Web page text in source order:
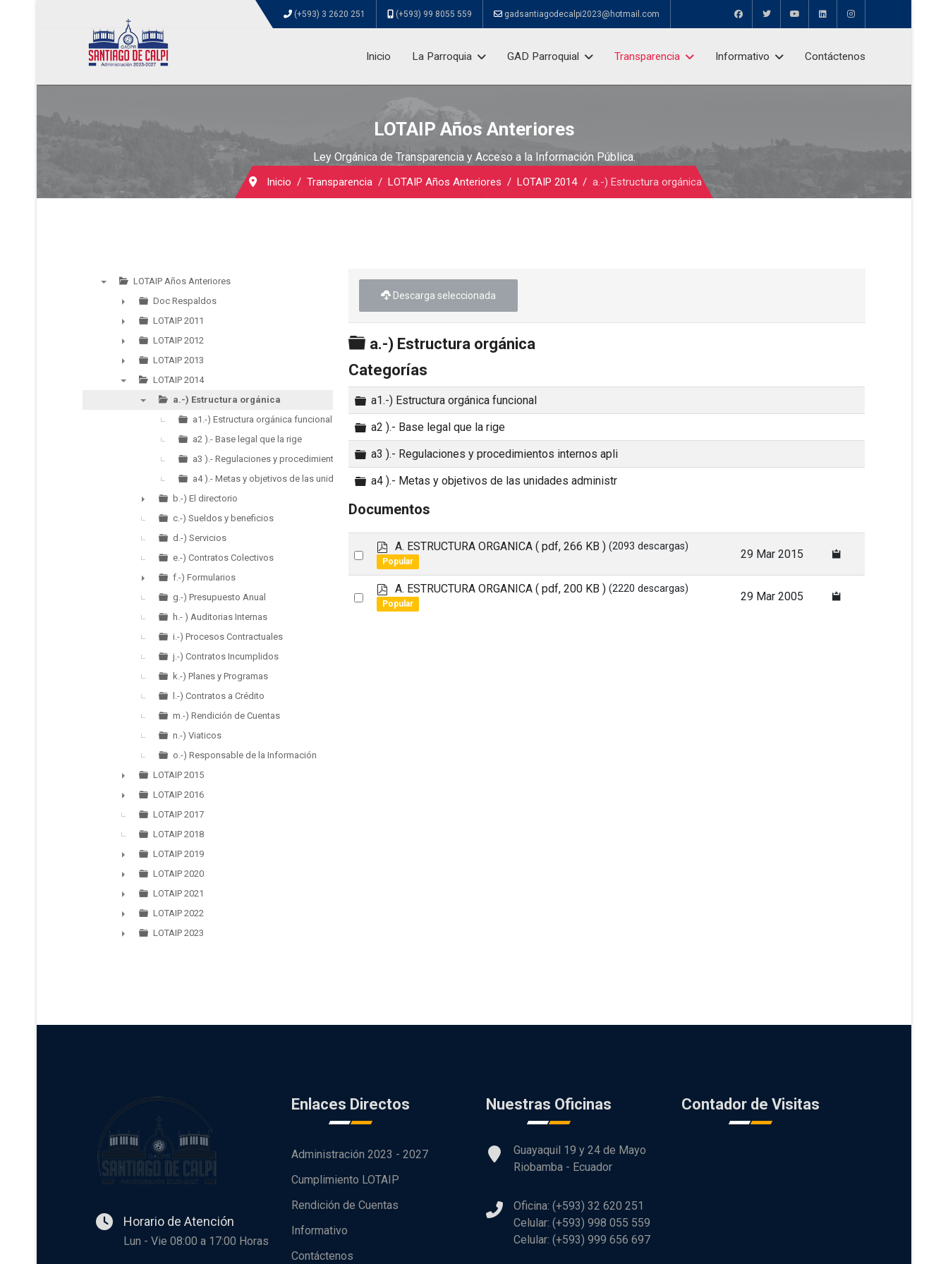
(+593) 3 2620 251 (+593) 99 8055 559 gadsantiagodecalpi2023@hotmail.com
Inicio La Parroquia GAD Parroquial Transparencia Informativo Contáctenos
LOTAIP Años Anteriores
Ley Orgánica de Transparencia y Acceso a la Información Pública.
Inicio Transparencia LOTAIP Años Anteriores LOTAIP 2014 a.-) Estructura orgánica
LOTAIP Años Anteriores
►
Doc Respaldos
►
LOTAIP 2011
►
LOTAIP 2012
►
LOTAIP 2013
LOTAIP 2014
a.-) Estructura orgánica
a1.-) Estructura orgánica funcional
a2 ).- Base legal que la rige
a3 ).- Regulaciones y procedimientos internos apli
a4 ).- Metas y objetivos de las unidades administr
►
b.-) El directorio
c.-) Sueldos y beneficios
d.-) Servicios
e.-) Contratos Colectivos
►
f.-) Formularios
g.-) Presupuesto Anual
h.- ) Auditorias Internas
i.-) Procesos Contractuales
j.-) Contratos Incumplidos
k.-) Planes y Programas
l.-) Contratos a Crédito
m.-) Rendición de Cuentas
n.-) Viaticos
o.-) Responsable de la Información
►
LOTAIP 2015
►
LOTAIP 2016
LOTAIP 2017
LOTAIP 2018
►
LOTAIP 2019
►
LOTAIP 2020
►
LOTAIP 2021
►
LOTAIP 2022
LOTAIP 2023
Descarga seleccionada
Carpeta
a.-) Estructura orgánica
Categorías
Carpeta
a1.-) Estructura orgánica funcional
Carpeta
a2 ).- Base legal que la rige
Carpeta
a3 ).- Regulaciones y procedimientos internos apli
Carpeta
a4 ).- Metas y objetivos de las unidades administr
Documentos
Select
an
item
p
d
f
A. ESTRUCTURA ORGANICA ( pdf, 266 KB ) (2093 descargas)
Popular
29 Mar 2015
Select
p
d
f
A. ESTRUCTURA ORGANICA ( pdf, 200 KB ) (2220 descargas)
Popular
29 Mar 2005
Horario de Atención
Lun - Vie 08:00 a 17:00 Horas
Enlaces Directos
Administración 2023 - 2027
Cumplimiento LOTAIP
Rendición de Cuentas
Informativo
Contáctenos
Nuestras Oficinas
Guayaquil 19 y 24 de Mayo
Riobamba - Ecuador
Oficina: (+593) 32 620 251
Celular: (+593) 998 055 559
Celular: (+593) 999 656 697
Contador de Visitas